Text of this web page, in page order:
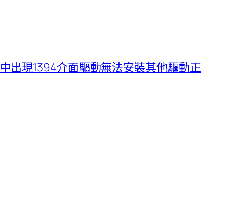
出現1394介面驅動無法安裝其他驅動正